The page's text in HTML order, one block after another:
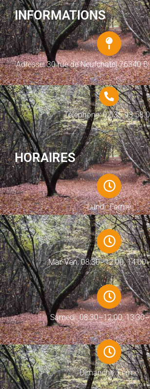
INFORMATIONS
Adresse: 30 rue de Neufchatel 76340
Téléphone: 02 35 93 58
HORAIRES
Lundi: Fermé
Mar-Ven: 08:30–12:00,
Samedi: 08:30–12:00,
Dimanche: Fermé